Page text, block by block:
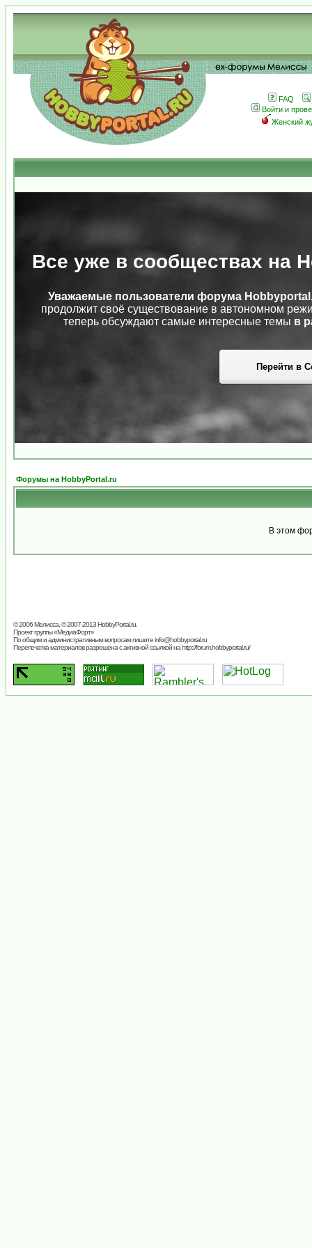
FAQ
Войти и
Женский
Все уже в сообществах на
Уважаемые пользователи форума
продолжит своё существование в автономном
теперь обсуждают самые интересные темы в
Перейти в
Форумы на HobbyPortal.ru
В этом
© 2006 Мелисса, © 2007-2013HobbyPortal.ru
Проект группы «МедиаФорт»
По общим и административным вопросам пишитеinfo@hobbyportal.ru
Перепечатка материалов разрешена с активной ссылкой на http://forum.hobbyportal.ru/